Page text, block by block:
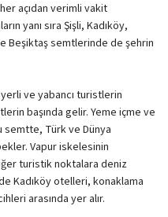
açıdan verimli vakit
yanı sıra Şişli, Kadıköy,
Beşiktaş semtlerinde de şehrin
yerli ve yabancı turistlerin
başında gelir. Yeme içme ve
semtte, Türk ve Dünya
Vapur iskelesinin
turistik noktalara deniz
Kadıköy otelleri, konaklama
arasında yer alır.